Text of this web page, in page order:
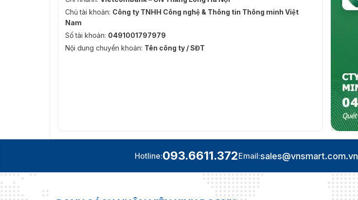
Chủ tài khoản: Công ty TNHH Công nghệ & Thông tin Thông minh Việt
Nam
Số tài khoản: 0491001797979
Nội dung chuyển khoản: Tên công ty / SĐT
Hotline:093.6611.372Email:sales@vnsmart.com.vn